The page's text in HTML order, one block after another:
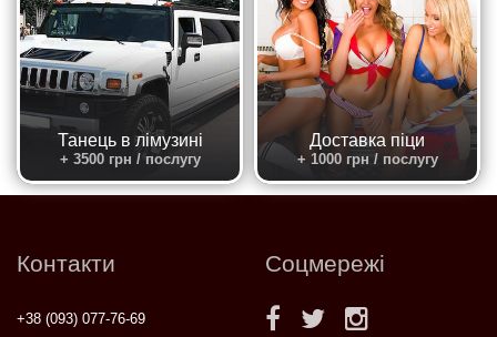
Танець в лімузині
+ 3500 грн / послугу
Доставка піци
+ 1000 грн / послугу
Контакти
+38 (093) 077-76-69
Соцмережі